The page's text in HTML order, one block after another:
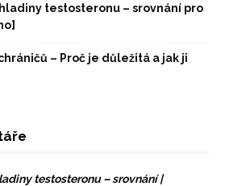
testosteronu – srovnání pro
– Proč je důležitá a jak ji
testosteronu – srovnání |